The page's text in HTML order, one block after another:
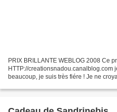
PRIX BRILLANTE WEBLOG 2008 Ce
HTTP://creationsnadou.canalblog.com
beaucoup, je suis très fiére ! Je ne